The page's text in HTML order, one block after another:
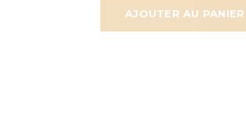
AJOUTER AU PANIER